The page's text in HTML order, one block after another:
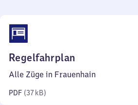
Regelfahrplan
37
Alle Züge in Frauenhain
PDF (37 kB)